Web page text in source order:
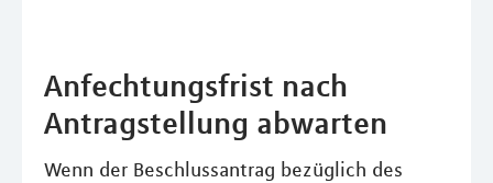
Anfechtungsfrist nach
Antragstellung abwarten
Wenn der Beschlussantrag bezüglich des